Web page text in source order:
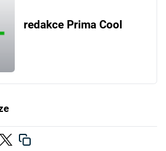
redakce Prima Cool